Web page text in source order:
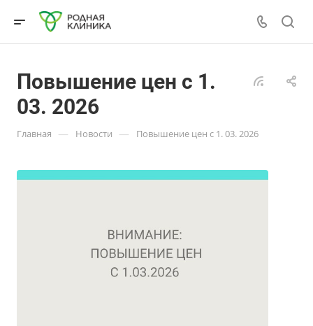
Повышение цен с 1.
03. 2026
Главная — Новости — Повышение цен с 1. 03. 2026